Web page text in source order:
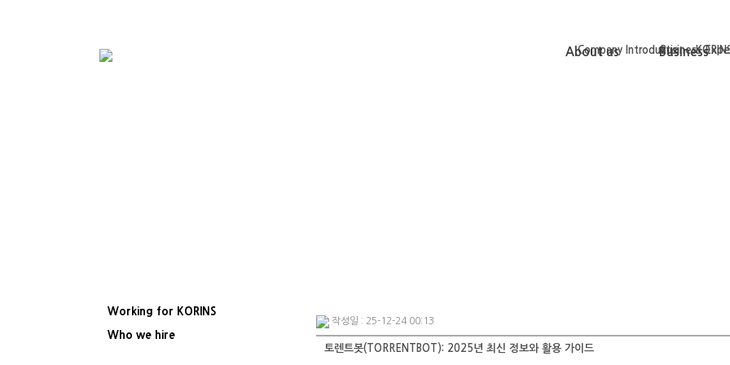
About us
Company IntroductionBusiness
Business
Working for KORINS
Who we hire
작성일 : 25-12-24 00:13
토렌트봇(TORRENTBOT): 2025년 최신 정보와 활용 가이드